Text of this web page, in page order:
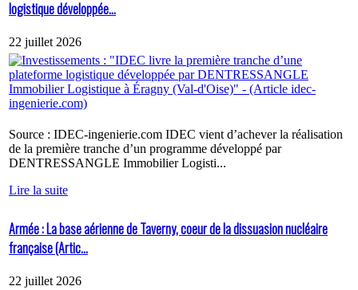
logistique développée...
22 juillet 2026
Source : IDEC-ingenierie.com IDEC vient d’achever la réalisation
de la première tranche d’un programme développé par
DENTRESSANGLE Immobilier Logisti...
Lire la suite
Armée : La base aérienne de Taverny, coeur de la dissuasion nucléaire
française (Artic...
22 juillet 2026